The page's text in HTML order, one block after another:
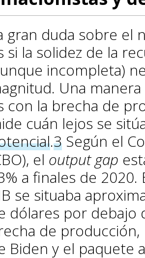
gran duda sobre el
si la solidez de la
incompleta)
Una
con la brecha de
cuán lejos se
.3 Según el
el output gap
a finales de
se situaba
dólares por debajo
de
Biden y el paquete